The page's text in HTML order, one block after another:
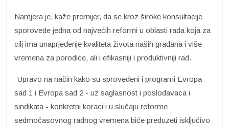
Namjera je, kaže premijer, da se kroz široke konsultacije
sporovede jedna od najvećih reformi u oblasti rada koja za
cilj ima unaprjeđenje kvaliteta života naših građana i više
vremena za porodice, ali i efikasniji i produktivniji rad.
-Upravo na način kako su sprovedeni i programi Evropa
sad 1 i Evropa sad 2 - uz saglasnost i poslodavaca i
sindikata - konkretni koraci i u slučaju reforme
sedmočasovnog radnog vremena biće preduzeti isključivo